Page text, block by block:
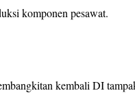
komponen pesawat.
kembali DI